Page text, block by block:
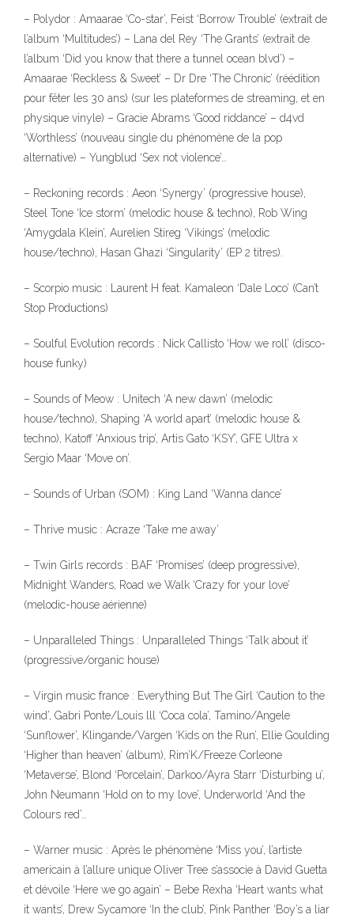
– Polydor : Amaarae ‘Co-star’, Feist ‘Borrow Trouble’ (extrait de
l’album ‘Multitudes’) – Lana del Rey ‘The Grants’ (extrait de
l’album ‘Did you know that there a tunnel ocean blvd’) –
Amaarae ‘Reckless & Sweet’ – Dr Dre ‘The Chronic’ (réédition
pour fêter les 30 ans) (sur les plateformes de streaming, et en
physique vinyle) – Gracie Abrams ‘Good riddance’ – d4vd
‘Worthless’ (nouveau single du phénomène de la pop
alternative) – Yungblud ‘Sex not violence’…
– Reckoning records : Aeon ‘Synergy’ (progressive house),
Steel Tone ‘Ice storm’ (melodic house & techno), Rob Wing
‘Amygdala Klein’, Aurelien Stireg ‘Vikings’ (melodic
house/techno), Hasan Ghazi ‘Singularity’ (EP 2 titres).
– Scorpio music : Laurent H feat. Kamaleon ‘Dale Loco’ (Can’t
Stop Productions)
– Soulful Evolution records : Nick Callisto ‘How we roll’ (disco-
house funky)
– Sounds of Meow : Unitech ‘A new dawn’ (melodic
house/techno), Shaping ‘A world apart’ (melodic house &
techno), Katoff ‘Anxious trip’, Artis Gato ‘KSY’, GFE Ultra x
Sergio Maar ‘Move on’.
– Sounds of Urban (SOM) : King Land ‘Wanna dance’
– Thrive music : Acraze ‘Take me away’
– Twin Girls records : BAF ‘Promises’ (deep progressive),
Midnight Wanders, Road we Walk ‘Crazy for your love’
(melodic-house aérienne)
– Unparalleled Things : Unparalleled Things ‘Talk about it’
(progressive/organic house)
– Virgin music france : Everything But The Girl ‘Caution to the
wind’, Gabri Ponte/Louis lll ‘Coca cola’, Tamino/Angele
‘Sunflower’, Klingande/Vargen ‘Kids on the Run’, Ellie Goulding
‘Higher than heaven’ (album), Rim’K/Freeze Corleone
‘Metaverse’, Blond ‘Porcelain’, Darkoo/Ayra Starr ‘Disturbing u’,
John Neumann ‘Hold on to my love’, Underworld ‘And the
Colours red’…
– Warner music : Après le phénomène ‘Miss you’, l’artiste
americain à l’allure unique Oliver Tree s’associe à David Guetta
et dévoile ‘Here we go again’ – Bebe Rexha ‘Heart wants what
it wants’, Drew Sycamore ‘In the club’, Pink Panther ‘Boy’s a liar